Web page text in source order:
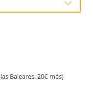
Baleares, 20€ más)